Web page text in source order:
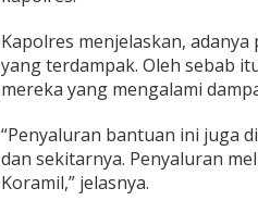
g
k
a
n
S
m
b
a
Kapolres menjelaskan,
yang terdampak. Oleh sebab
mereka yang mengalami
“Penyaluran bantuan ini juga
dan sekitarnya. Penyaluran
Koramil,” jelasnya.